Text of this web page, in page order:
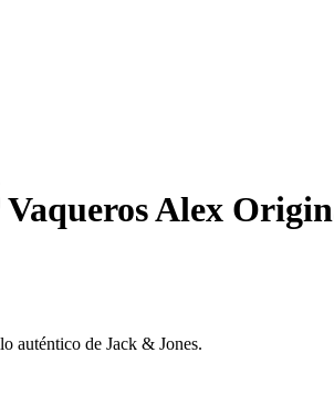
Vaqueros Alex
auténtico de Jack & Jones.